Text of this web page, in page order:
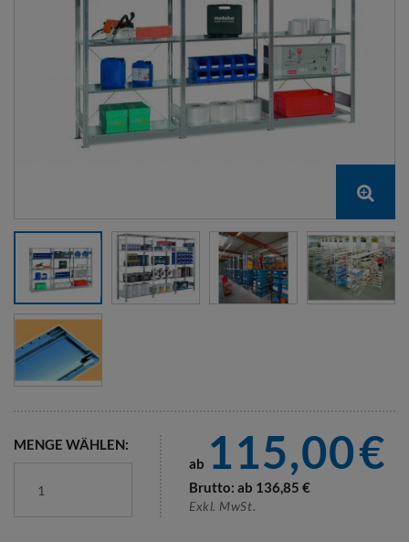
MENGE WÄHLEN:
ab 115,00€
Brutto: ab 136,85 €
Exkl. MwSt.